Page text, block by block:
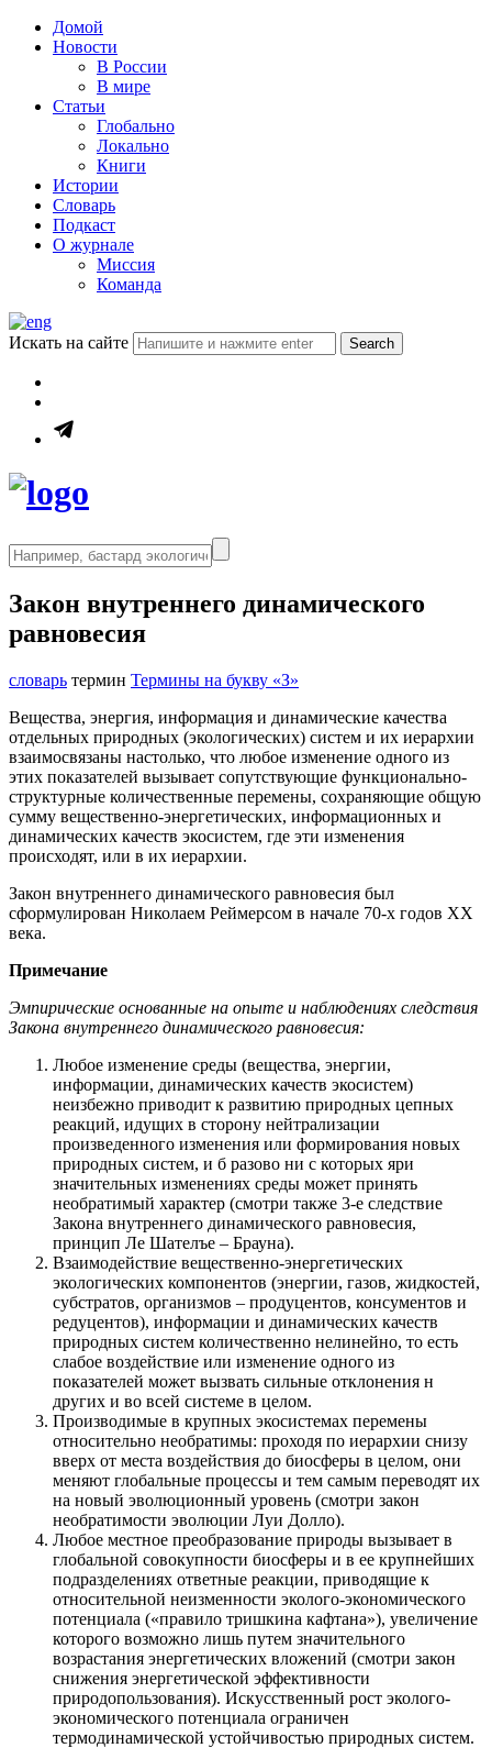
Домой
Новости
В России
В мире
Статьи
Глобально
Локально
Книги
Истории
Словарь
Подкаст
О журнале
Миссия
Команда
Искать на сайте
Закон внутреннего динамического
равновесия
словарь термин Термины на букву «З»
Вещества, энергия, информация и динамические качества
отдельных природных (экологических) систем и их иерархии
взаимосвязаны настолько, что любое изменение одного из
этих показателей вызывает сопутствующие функционально-
структурные количественные перемены, сохраняющие общую
сумму вещественно-энергетических, информационных и
динамических качеств экосистем, где эти изменения
происходят, или в их иерархии.
Закон внутреннего динамического равновесия был
сформулирован Николаем Реймерсом в начале 70-х годов XX
века.
Примечание
Эмпирические основанные на опыте и наблюдениях следствия
Закона внутреннего динамического равновесия:
Любое изменение среды (вещества, энергии,
информации, динамических качеств экосистем)
неизбежно приводит к развитию природных цепных
реакций, идущих в сторону нейтрализации
произведенного изменения или формирования новых
природных систем, и б разово ни с которых яри
значительных изменениях среды может принять
необратимый характер (смотри также 3-е следствие
Закона внутреннего динамического равновесия,
принцип Ле Шателъе – Брауна).
Взаимодействие вещественно-энергетических
экологических компонентов (энергии, газов, жидкостей,
субстратов, организмов – продуцентов, консументов и
редуцентов), информации и динамических качеств
природных систем количественно нелинейно, то есть
слабое воздействие или изменение одного из
показателей может вызвать сильные отклонения н
других и во всей системе в целом.
Производимые в крупных экосистемах перемены
относительно необратимы: проходя по иерархии снизу
вверх от места воздействия до биосферы в целом, они
меняют глобальные процессы и тем самым переводят их
на новый эволюционный уровень (смотри закон
необратимости эволюции Луи Долло).
Любое местное преобразование природы вызывает в
глобальной совокупности биосферы и в ее крупнейших
подразделениях ответные реакции, приводящие к
относительной неизменности эколого-экономического
потенциала («правило тришкина кафтана»), увеличение
которого возможно лишь путем значительного
возрастания энергетических вложений (смотри закон
снижения энергетической эффективности
природопользования). Искусственный рост эколого-
экономического потенциала ограничен
термодинамической устойчивостью природных систем.